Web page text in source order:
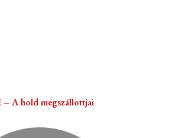
A hold megszállottjai